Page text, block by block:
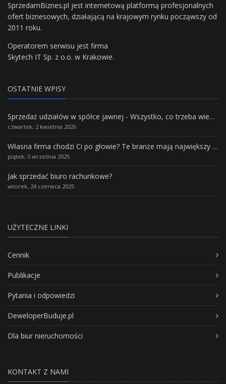
SprzedamBiznes.pl jest internetową platformą profesjonalnych
ofert biznesowych, działającą na krajowym rynku począwszy od
2011 roku.
Operatorem serwisu jest firma
Skytech IT Sp. z o.o. w Krakowie.
OSTATNIE WPISY
Sprzedaż udziałów w spółce jawnej - Wszystko, co trzeba wiedzieć.
czwartek, 2 kwietnia 2026
Własna firma chodzi Ci po głowie? Te branże mają największy potencjał rozwoju
piątek, 5 września 2025
Jak sprzedać biuro rachunkowe?
wtorek, 24 czerwca 2025
UŻYTECZNE LINKI
Cennik
Publikacje
Pytania i odpowiedzi
DeweloperBuduje.pl
Dla biur nieruchomości
KONTAKT Z NAMI